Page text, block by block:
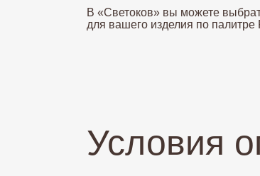
В «Светоков» вы можете
для вашего изделия по палитре
Условия